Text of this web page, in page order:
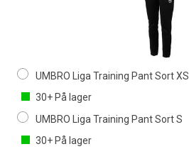
UMBRO Liga Training Pant Sort XS
30+ På lager
UMBRO Liga Training Pant Sort S
30+ På lager